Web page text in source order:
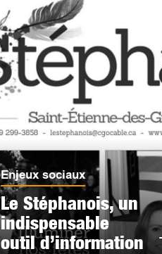
Enjeux sociaux
Le Stéphanois, un
indispensable
outil d’information